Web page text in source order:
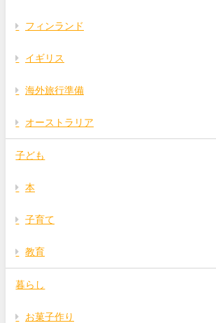
フィンランド
イギリス
海外旅行準備
オーストラリア
子ども
本
子育て
教育
暮らし
お菓子作り